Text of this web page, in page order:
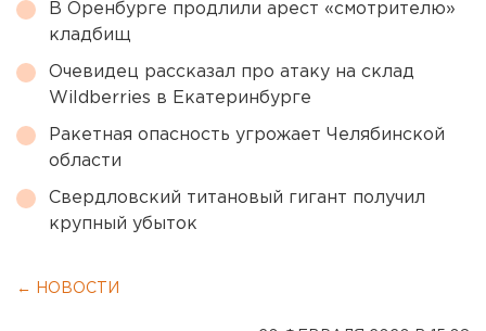
В Оренбурге продлили арест «смотрителю»
кладбищ
Очевидец рассказал про атаку на склад
Wildberries в Екатеринбурге
Ракетная опасность угрожает Челябинской
области
Свердловский титановый гигант получил
крупный убыток
← НОВОСТИ